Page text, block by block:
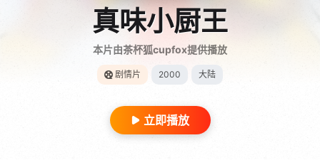
真味小厨王
本片由茶杯狐cupfox提供播放
剧情片 2000 大陆
立即播放